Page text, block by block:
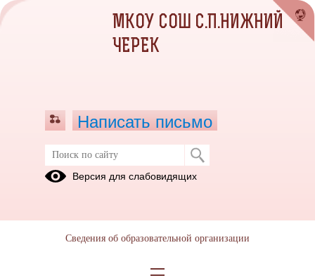
Перечень документов, подготовка
которых осуществляется
реализации общеобразовательных
программ, образовательных
профессионального образования
МКОУ СОШ С.П.НИЖНИЙ
ЧЕРЕК
Написать письмо
Версия для слабовидящих
Сведения об образовательной организации